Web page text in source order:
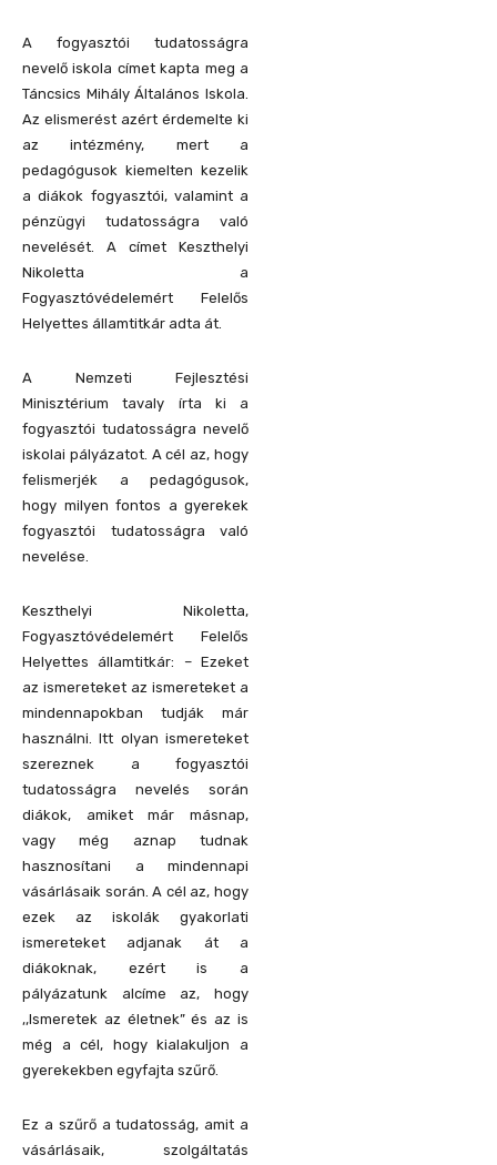
A fogyasztói tudatosságra
nevelő iskola címet kapta meg a
Táncsics Mihály Általános Iskola.
Az elismerést azért érdemelte ki
az intézmény, mert a
pedagógusok kiemelten kezelik
a diákok fogyasztói, valamint a
pénzügyi tudatosságra való
nevelését. A címet Keszthelyi
Nikoletta a
Fogyasztóvédelemért Felelős
Helyettes államtitkár adta át.
A Nemzeti Fejlesztési
Minisztérium tavaly írta ki a
fogyasztói tudatosságra nevelő
iskolai pályázatot. A cél az, hogy
felismerjék a pedagógusok,
hogy milyen fontos a gyerekek
fogyasztói tudatosságra való
nevelése.
Keszthelyi Nikoletta,
Fogyasztóvédelemért Felelős
Helyettes államtitkár: – Ezeket
az ismereteket az ismereteket a
mindennapokban tudják már
használni. Itt olyan ismereteket
szereznek a fogyasztói
tudatosságra nevelés során
diákok, amiket már másnap,
vagy még aznap tudnak
hasznosítani a mindennapi
vásárlásaik során. A cél az, hogy
ezek az iskolák gyakorlati
ismereteket adjanak át a
diákoknak, ezért is a
pályázatunk alcíme az, hogy
,,Ismeretek az életnek” és az is
még a cél, hogy kialakuljon a
gyerekekben egyfajta szűrő.
Ez a szűrő a tudatosság, amit a
vásárlásaik, szolgáltatás